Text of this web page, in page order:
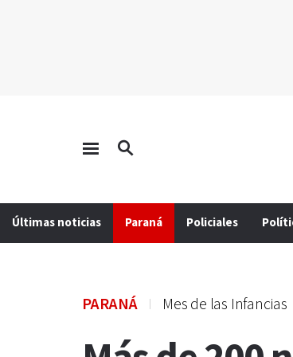
Últimas noticias Paraná Policiales
PARANÁ Mes de las Infancias